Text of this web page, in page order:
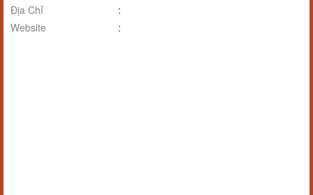
Địa Chỉ
:
Website
: